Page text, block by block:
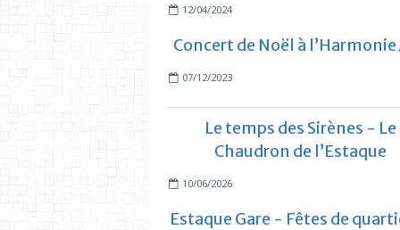
12/04/2024
Concert de Noël à
07/12/2023
Le temps des Sirènes - Le
Chaudron de l’Estaque
10/06/2026
Estaque Gare - Fêtes de